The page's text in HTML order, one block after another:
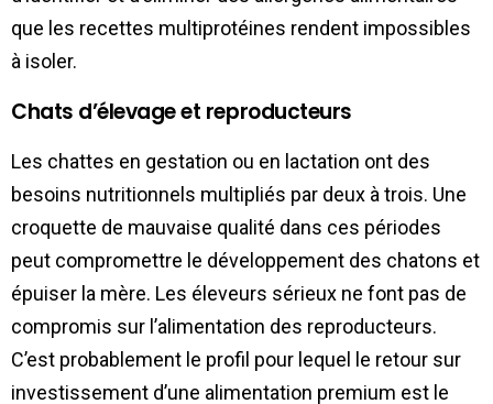
que les recettes multiprotéines rendent impossibles
à isoler.
Chats d’élevage et reproducteurs
Les chattes en gestation ou en lactation ont des
besoins nutritionnels multipliés par deux à trois. Une
croquette de mauvaise qualité dans ces périodes
peut compromettre le développement des chatons et
épuiser la mère. Les éleveurs sérieux ne font pas de
compromis sur l’alimentation des reproducteurs.
C’est probablement le profil pour lequel le retour sur
investissement d’une alimentation premium est le